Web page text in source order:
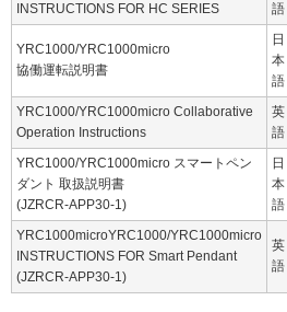
INSTRUCTIONS FOR HC SERIES
語
YRC1000/YRC1000micro
協働運転説明書
日
本
語
YRC1000/YRC1000micro Collaborative
Operation Instructions
英
語
YRC1000/YRC1000micro スマートペン
ダント 取扱説明書
(JZRCR-APP30-1)
日
本
語
YRC1000microYRC1000/YRC1000micro
INSTRUCTIONS FOR Smart Pendant
(JZRCR-APP30-1)
英
語